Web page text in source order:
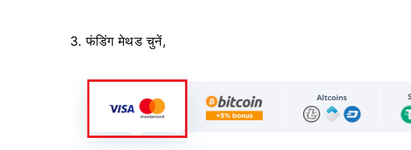
3. फंडिंग मेथड चुनें,